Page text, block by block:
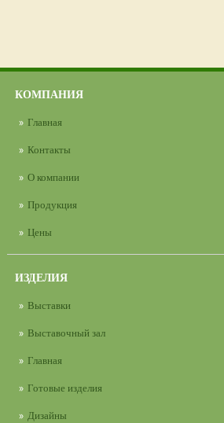
КОМПАНИЯ
Главная
Контакты
О компании
Продукция
Цены
ИЗДЕЛИЯ
Выставки
Выставочный зал
Главная
Готовые изделия
Дизайны